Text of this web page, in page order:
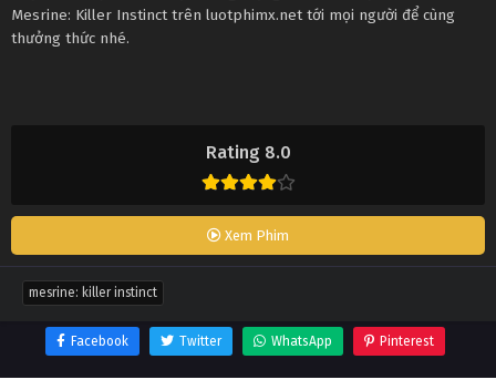
Rating 8.0
Xem Phim
Mesrine: Killer Instinct trên luotphimx.net tới mọi người để cùng
thưởng thức nhé.
mesrine: killer instinct
Facebook Twitter WhatsApp Pinterest